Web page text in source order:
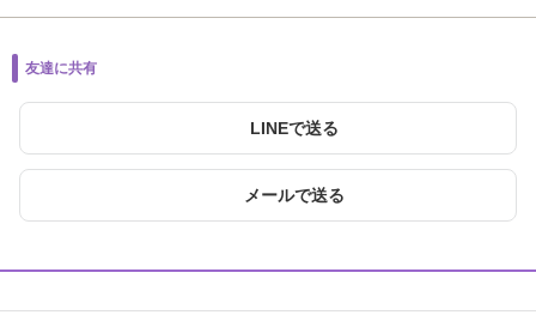
友達に共有
LINEで送る
メールで送る